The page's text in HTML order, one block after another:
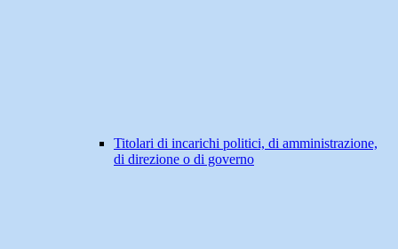
Titolari di incarichi politici, di amministrazione,
di direzione o di governo